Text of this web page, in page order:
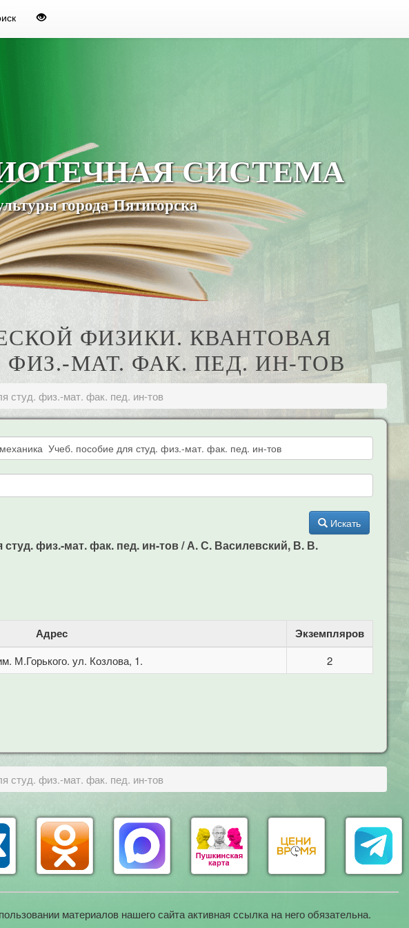
СИСТЕМА
города Пятигорска
ФИЗИКИ. КВАНТОВАЯ
МАТ. ФАК. ПЕД. ИН-ТОВ
студ. физ.-мат. фак. пед. ин-тов
Искать
физ.-мат. фак. пед. ин-тов / А. С. Василевский, В. В.
Адрес Экземпляров
М.Горького. ул. Козлова, 1. 2
студ. физ.-мат. фак. пед. ин-тов
материалов нашего сайта активная ссылка на него обязательна.